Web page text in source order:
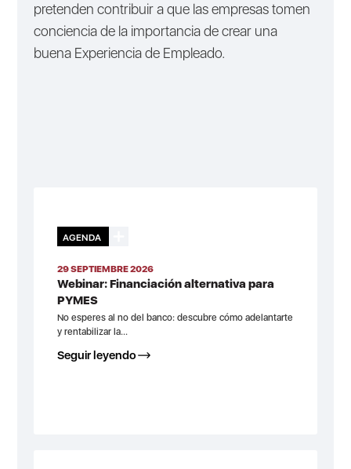
pretenden contribuir a que las empresas tomen
conciencia de la importancia de crear una
buena Experiencia de Empleado.
AGENDA
29 SEPTIEMBRE 2026
Webinar: Financiación alternativa para
PYMES
No esperes al no del banco: descubre cómo adelantarte
y rentabilizar la...
Seguir leyendo